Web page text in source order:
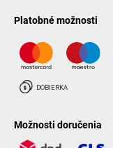
Platobné možnosti
Možnosti doručenia